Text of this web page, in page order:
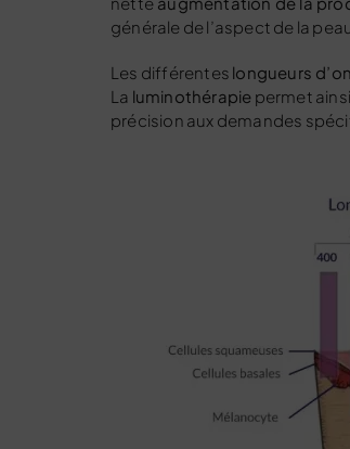
générale de l’aspect de la peau.
Les différentes longueurs
La luminothérapie permet
précision aux demandes